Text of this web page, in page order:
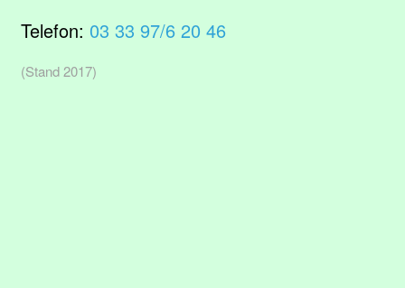
Telefon: 03 33 97/6 20 46
(Stand 2017)